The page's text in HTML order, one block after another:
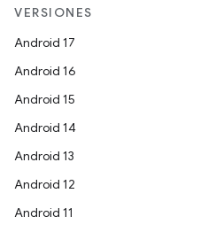
VERSIONES
Android 17
Android 16
Android 15
Android 14
Android 13
Android 12
Android 11